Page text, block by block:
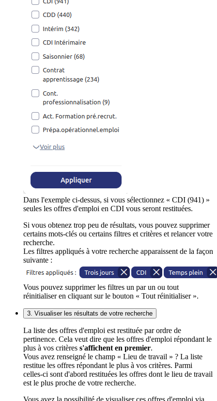
Dans l'exemple ci-dessus, si vous sélectionnez « CDI (941) »
seules les offres d'emploi en CDI vous seront restituées.
Si vous obtenez trop peu de résultats, vous pouvez supprimer
certains mots-clés ou certains filtres et critères et relancer votre
recherche.
Les filtres appliqués à votre recherche apparaissent de la façon
suivante :
Vous pouvez supprimer les filtres un par un ou tout
réinitialiser en cliquant sur le bouton « Tout réinitialiser ».
3. Visualiser les résultats de votre recherche
La liste des offres d'emploi est restituée par ordre de
pertinence. Cela veut dire que les offres d'emploi répondant le
plus à vos critères s'affichent en premier.
Vous avez renseigné le champ « Lieu de travail » ? La liste
restitue les offres répondant le plus à vos critères. Parmi
celles-ci sont d'abord restituées les offres dont le lieu de travail
est le plus proche de votre recherche.
Vous avez la possibilité de visualiser ces offres d'emploi via